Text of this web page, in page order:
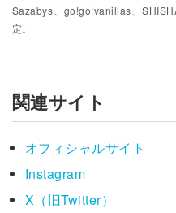
Sazabys、go!go!vanillas、
定。
関連サイト
オフィシャルサイト
Instagram
X（旧Twitter）